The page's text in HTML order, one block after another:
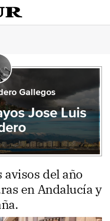
Gallegos
Jose Luis
del año
en Andalucía y